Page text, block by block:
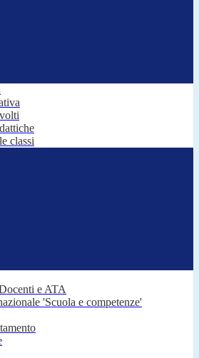
classi
e ATA
'Scuola e competenze'